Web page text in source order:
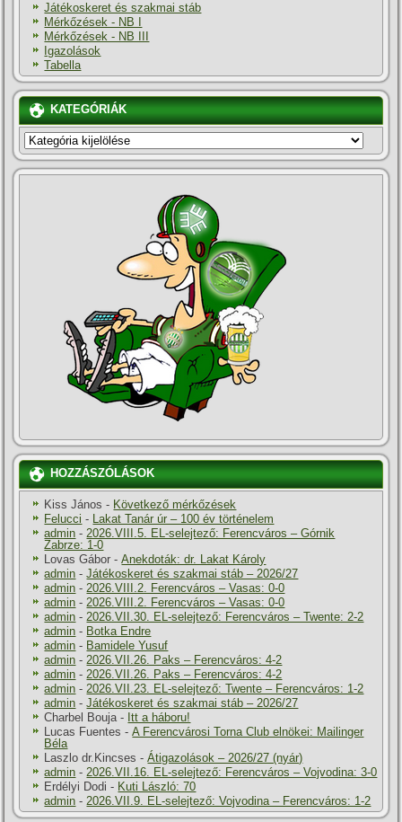
Játékoskeret és szakmai stáb
Mérkőzések - NB I
Mérkőzések - NB III
Igazolások
Tabella
KATEGÓRIÁK
KATEGÓRIÁK
HOZZÁSZÓLÁSOK
Kiss János - Következő mérkőzések
Felucci - Lakat Tanár úr – 100 év történelem
admin -2026.VIII.5. EL-selejtező: Ferencváros – Górnik
Zabrze: 1-0
Lovas Gábor -Anekdoták: dr. Lakat Károly
admin -Játékoskeret és szakmai stáb – 2026/27
admin -2026.VIII.2. Ferencváros – Vasas: 0-0
admin -2026.VIII.2. Ferencváros – Vasas: 0-0
admin -2026.VII.30. EL-selejtező: Ferencváros – Twente: 2-2
admin - Botka Endre
admin - Bamidele Yusuf
admin -2026.VII.26. Paks – Ferencváros: 4-2
admin -2026.VII.26. Paks – Ferencváros: 4-2
admin -2026.VII.23. EL-selejtező: Twente – Ferencváros: 1-2
admin -Játékoskeret és szakmai stáb – 2026/27
Charbel Bouja- Itt a háboru!
Lucas Fuentes -A Ferencvárosi Torna Club elnökei: Mailinger
Béla
Laszlo dr.Kincses -Átigazolások – 2026/27 (nyár)
admin -2026.VII.16. EL-selejtező: Ferencváros – Vojvodina: 3-0
Erdélyi Dodi - Kuti László: 70
admin -2026.VII.9. EL-selejtező: Vojvodina – Ferencváros: 1-2